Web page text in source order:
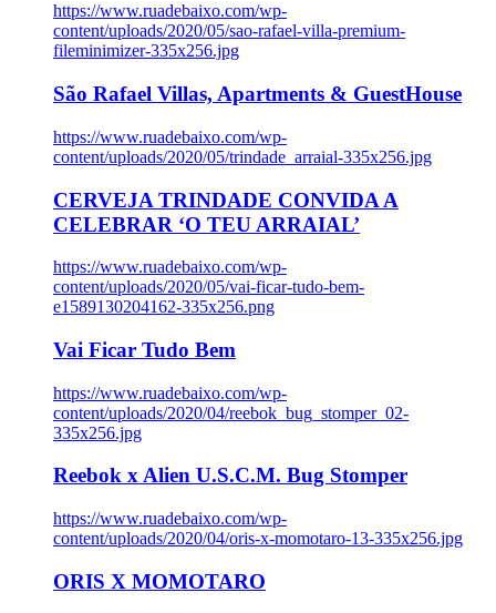
https://www.ruadebaixo.com/wp-
content/uploads/2020/05/sao-rafael-villa-premium-
fileminimizer-335x256.jpg
São Rafael Villas, Apartments & GuestHouse
https://www.ruadebaixo.com/wp-
content/uploads/2020/05/trindade_arraial-335x256.jpg
CERVEJA TRINDADE CONVIDA A
CELEBRAR ‘O TEU ARRAIAL’
https://www.ruadebaixo.com/wp-
content/uploads/2020/05/vai-ficar-tudo-bem-
e1589130204162-335x256.png
Vai Ficar Tudo Bem
https://www.ruadebaixo.com/wp-
content/uploads/2020/04/reebok_bug_stomper_02-
335x256.jpg
Reebok x Alien U.S.C.M. Bug Stomper
https://www.ruadebaixo.com/wp-
content/uploads/2020/04/oris-x-momotaro-13-335x256.jpg
ORIS X MOMOTARO